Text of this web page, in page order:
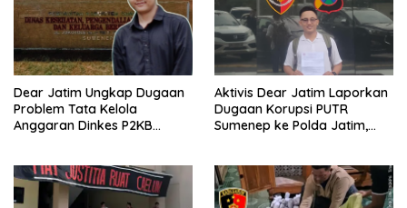
Dear Jatim Ungkap Dugaan
Problem Tata Kelola
Anggaran Dinkes P2KB
Aktivis Dear Jatim Laporkan
Dugaan Korupsi PUTR
Sumenep ke Polda Jatim,